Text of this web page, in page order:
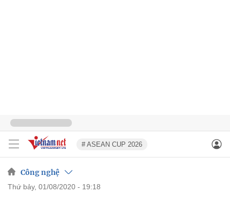
# ASEAN CUP 2026
Công nghệ
thứ bảy, 01/08/2020 - 19:18